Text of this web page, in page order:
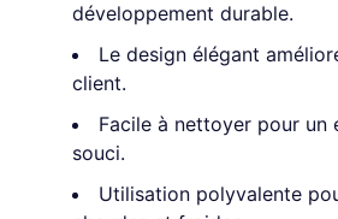
développement durable.
Le design élégant
client.
Facile à nettoyer pour un
souci.
Utilisation polyvalente